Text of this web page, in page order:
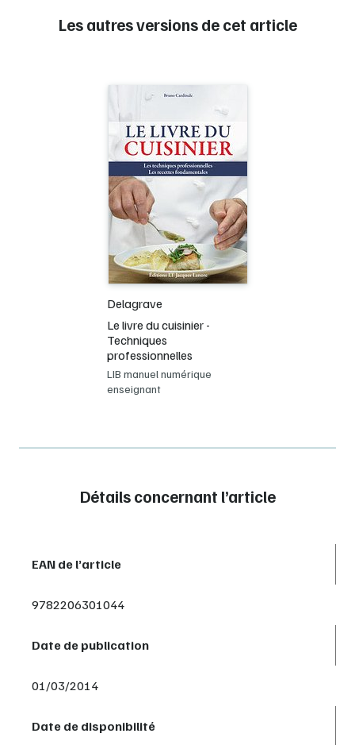
Les autres versions de cet article
Delagrave
Le livre du cuisinier -
Techniques
professionnelles
LIB manuel numérique
enseignant
Détails concernant l’article
EAN de l’article
9782206301044
Date de publication
01/03/2014
Date de disponibilité